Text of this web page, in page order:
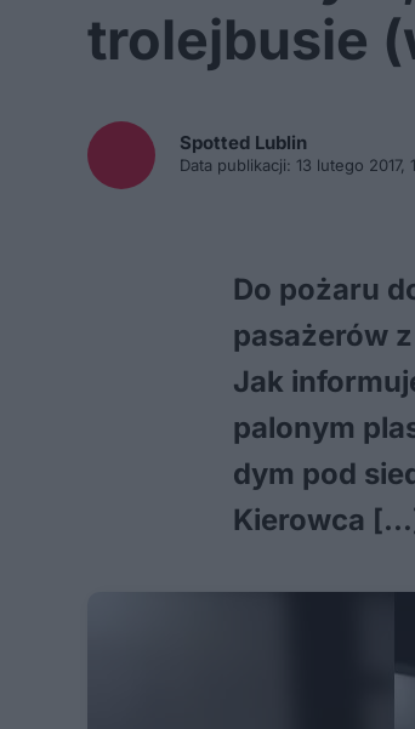
trolejbusie
Spotted Lublin
Data publikacji: 13 lutego 2017,
Do pożaru
pasażerów
Jak
palonym
dym pod
Kierowca